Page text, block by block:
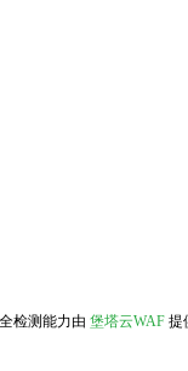
检测能力由 堡塔云WAF 提